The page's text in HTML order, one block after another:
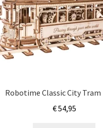
Robotime Classic City Tram
€54,95